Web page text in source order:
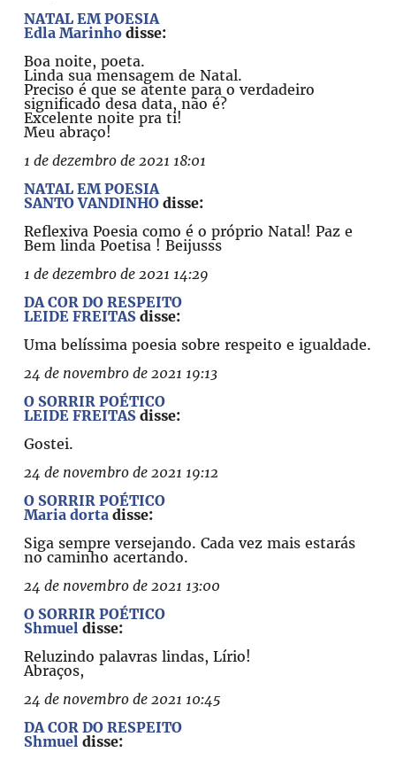
NATAL EM POESIA
Edla Marinho disse:
Boa noite, poeta.
Linda sua mensagem de Natal.
Preciso é que se atente para o verdadeiro
significado desa data, não é?
Excelente noite pra ti!
Meu abraço!
1 de dezembro de 2021 18:01
NATAL EM POESIA
SANTO VANDINHO disse:
Reflexiva Poesia como é o próprio Natal! Paz e
Bem linda Poetisa ! Beijusss
1 de dezembro de 2021 14:29
DA COR DO RESPEITO
LEIDE FREITAS disse:
Uma belíssima poesia sobre respeito e igualdade.
24 de novembro de 2021 19:13
O SORRIR POÉTICO
LEIDE FREITAS disse:
Gostei.
24 de novembro de 2021 19:12
O SORRIR POÉTICO
Maria dorta disse:
Siga sempre versejando. Cada vez mais estarás
no caminho acertando.
24 de novembro de 2021 13:00
O SORRIR POÉTICO
Shmuel disse:
Reluzindo palavras lindas, Lírio!
Abraços,
24 de novembro de 2021 10:45
DA COR DO RESPEITO
Shmuel disse: